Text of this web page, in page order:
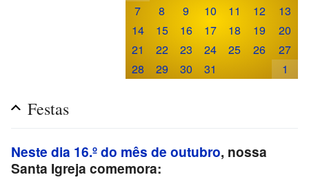
7
8 9 10 11 12
13
14
15 16 17 18 19
20
21
22 23 24 25 26
27
28
29 30 31 1
Festas
Neste dia 16.º do mês de outubro, nossa
Santa Igreja comemora: